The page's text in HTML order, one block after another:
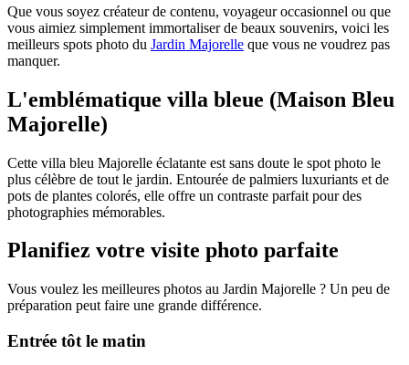
Que vous soyez créateur de contenu, voyageur occasionnel ou que
vous aimiez simplement immortaliser de beaux souvenirs, voici les
meilleurs spots photo du Jardin Majorelle que vous ne voudrez pas
manquer.
L'emblématique villa bleue (Maison Bleu
Majorelle)
Cette villa bleu Majorelle éclatante est sans doute le spot photo le
plus célèbre de tout le jardin. Entourée de palmiers luxuriants et de
pots de plantes colorés, elle offre un contraste parfait pour des
photographies mémorables.
Planifiez votre visite photo parfaite
Vous voulez les meilleures photos au Jardin Majorelle ? Un peu de
préparation peut faire une grande différence.
Entrée tôt le matin